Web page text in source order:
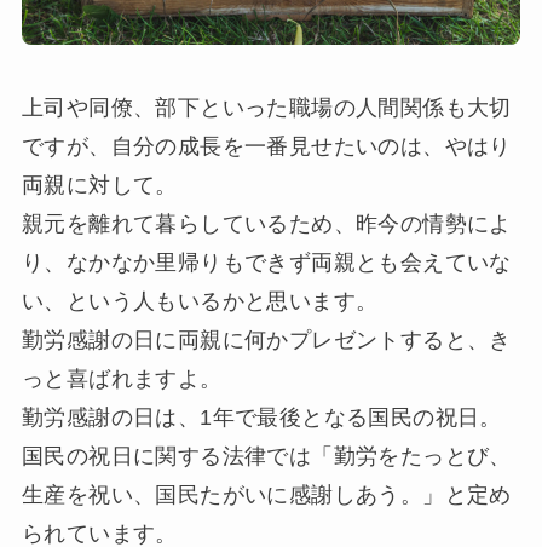
上司や同僚、部下といった職場の人間関係も大切
ですが、自分の成長を一番見せたいのは、やはり
両親に対して。
親元を離れて暮らしているため、昨今の情勢によ
り、なかなか里帰りもできず両親とも会えていな
い、という人もいるかと思います。
勤労感謝の日に両親に何かプレゼントすると、き
っと喜ばれますよ。
勤労感謝の日は、1年で最後となる国民の祝日。
国民の祝日に関する法律では「勤労をたっとび、
生産を祝い、国民たがいに感謝しあう。」と定め
られています。